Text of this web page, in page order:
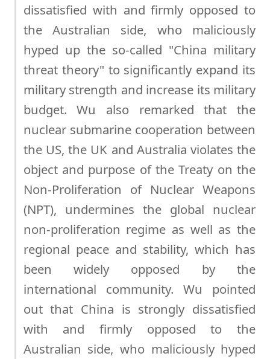
dissatisfied with and firmly opposed to
the Australian side, who maliciously
hyped up the so-called "China military
threat theory" to significantly expand its
military strength and increase its military
budget. Wu also remarked that the
nuclear submarine cooperation between
the US, the UK and Australia violates the
object and purpose of the Treaty on the
Non-Proliferation of Nuclear Weapons
(NPT), undermines the global nuclear
non-proliferation regime as well as the
regional peace and stability, which has
been widely opposed by the
international community. Wu pointed
out that China is strongly dissatisfied
with and firmly opposed to the
Australian side, who maliciously hyped